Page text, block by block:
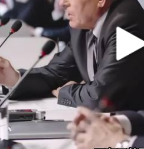
新疆优化调整景区内自驾服
情侣平潭拍日出坠崖1死1伤
上四休三，但降薪1000元
老挝国会主席赛宋蓬逝世
黄金牛市回来了吗
杭州全市有序停课